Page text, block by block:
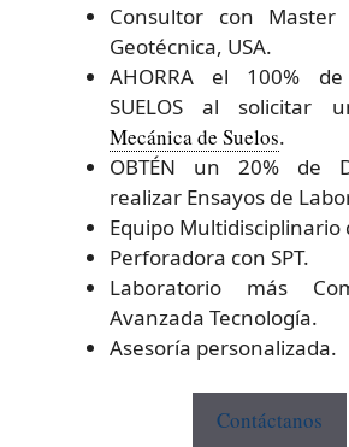
Consultor con
Geotécnica, USA.
AHORRA el 100% de
SUELOS al solicitar
Mecánica de Suelos.
OBTÉN un 20% de
realizar Ensayos de
Equipo
Perforadora con SPT.
Laboratorio más
Avanzada Tecnología.
Asesoría personalizada.
Contáctanos